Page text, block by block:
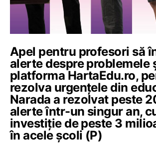
Apel pentru profesori să
alerte despre problemele
platforma HartaEdu.ro,
rezolva urgențele din
Narada a rezolvat peste
alerte într-un singur an,
investiție de peste 3
în acele școli (P)